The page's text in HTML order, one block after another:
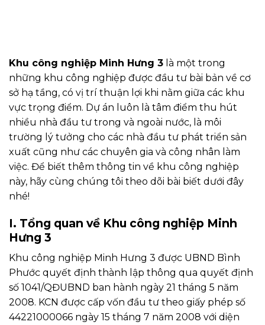
Khu công nghiệp Minh Hưng 3 là một trong
những khu công nghiệp được đầu tư bài bản về cơ
sở hạ tầng, có vị trí thuận lợi khi nằm giữa các khu
vực trọng điểm. Dự án luôn là tâm điểm thu hút
nhiều nhà đầu tư trong và ngoài nước, là môi
trường lý tưởng cho các nhà đầu tư phát triển sản
xuất cũng như các chuyên gia và công nhân làm
việc. Để biết thêm thông tin về khu công nghiệp
này, hãy cùng chúng tôi theo dõi bài biết dưới đây
nhé!
I. Tổng quan về Khu công nghiệp Minh
Hưng 3
Khu công nghiệp Minh Hưng 3 được UBND Bình
Phước quyết định thành lập thông qua quyết định
số 1041/QĐUBND ban hành ngày 21 tháng 5 năm
2008. KCN được cấp vốn đầu tư theo giấy phép số
44221000066 ngày 15 tháng 7 năm 2008 với diện